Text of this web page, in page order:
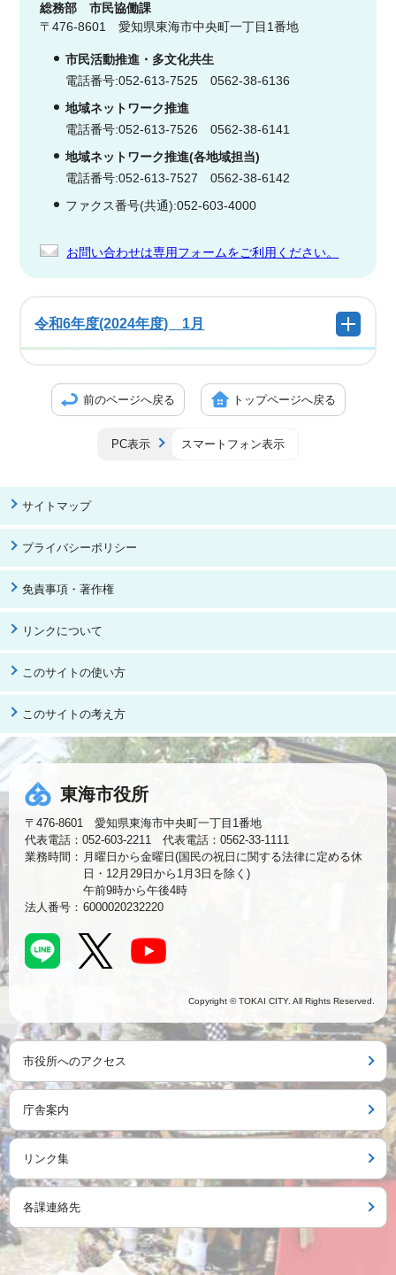
総務部市民協働課
〒476-8601 愛知県東海市中央町一丁目1番地
市民活動推進・多文化共生
電話番号:052-613-7525 0562-38-6136
地域ネットワーク推進
電話番号:052-613-7526 0562-38-6141
地域ネットワーク推進(各地域担当)
電話番号:052-613-7527 0562-38-6142
ファクス番号(共通):052-603-4000
お問い合わせは専用フォームをご利用ください。
令和6年度(2024年度) 1月
前のページへ戻る トップページへ戻る
PC表示 スマートフォン表示
サイトマップ
プライバシーポリシー
免責事項・著作権
リンクについて
このサイトの使い方
このサイトの考え方
東海市役所
〒476-8601 愛知県東海市中央町一丁目1番地
代表電話：052-603-2211 代表電話：0562-33-1111
業務時間： 月曜日から金曜日(国民の祝日に関する法律に定める休
日・12月29日から1月3日を除く)
午前9時から午後4時
法人番号： 6000020232220
Copyright © TOKAI CITY. All Rights Reserved.
市役所へのアクセス
庁舎案内
リンク集
各課連絡先